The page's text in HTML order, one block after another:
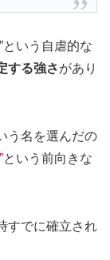
という自虐的な
する強さがあり
う名を選んだの
という前向きな
すでに確立され